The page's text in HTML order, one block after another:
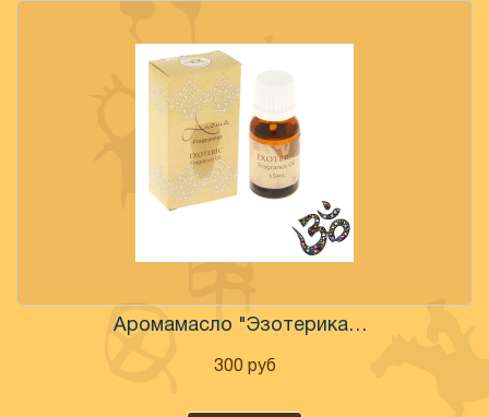
Аромамасло "Эзотерика" 15 мл
300 руб